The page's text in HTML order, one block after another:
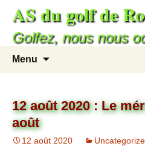
AS du golf de
Golfez, nous nous
Menu
12 août 2020 : Le
août
12 août 2020